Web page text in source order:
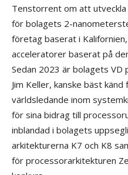
Tenstorrent om att utveckla
för bolagets 2-
företag baserat i
acceleratorer baserat på
Sedan 2023 är bolagets
Jim Keller, kanske bäst
världsledande inom
för sina bidrag till
inblandad i bolagets
arkitekturerna K7 och K8
för processorarkitekturen